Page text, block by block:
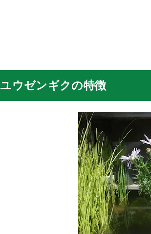
ユウゼンギクの特徴